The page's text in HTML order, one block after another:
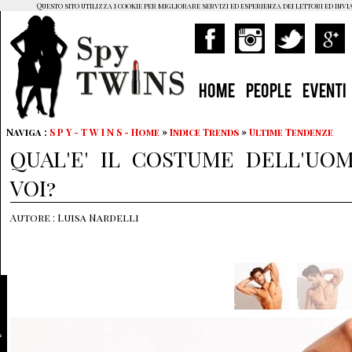
HOME PEOPLE EVENTI
Naviga : S P Y - T W I N S - Home »Indice Trends »Ultime Tendenze
QUAL'E' IL COSTUME
VOI?
Autore : Luisa Nardelli
Questo sito utilizza i cookie per migliorare servizi ed esperienza dei lettori ed